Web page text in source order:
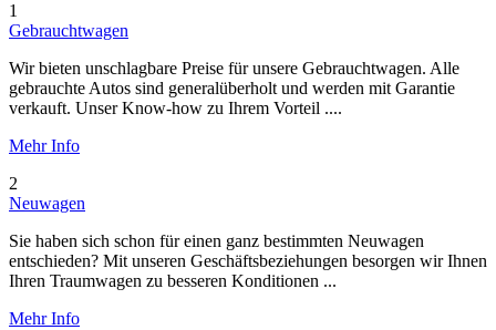
1
Gebrauchtwagen
Wir bieten unschlagbare Preise für unsere Gebrauchtwagen. Alle
gebrauchte Autos sind generalüberholt und werden mit Garantie
verkauft. Unser Know-how zu Ihrem Vorteil ....
Mehr Info
2
Neuwagen
Sie haben sich schon für einen ganz bestimmten Neuwagen
entschieden? Mit unseren Geschäftsbeziehungen besorgen wir Ihnen
Ihren Traumwagen zu besseren Konditionen ...
Mehr Info